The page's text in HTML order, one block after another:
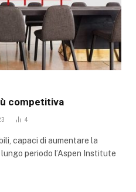
competitiva
4
capaci di aumentare la
periodo l’Aspen Institute